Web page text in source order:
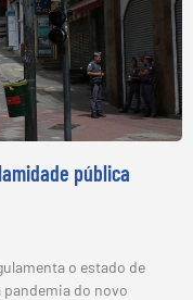
pública
o estado de
do novo